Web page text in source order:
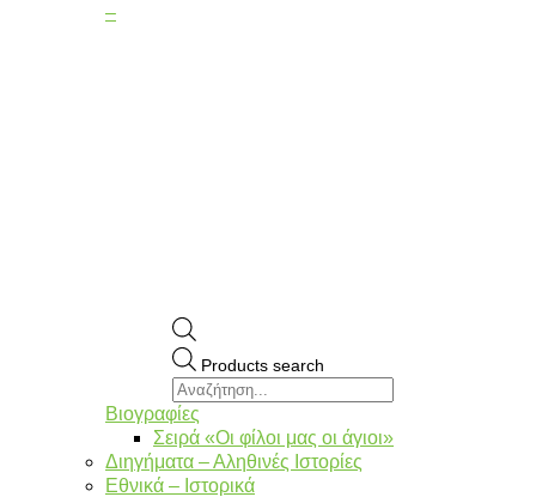
Products search
–
Βιογραφίες
Σειρά «Οι φίλοι μας οι άγιοι»
Διηγήματα – Αληθινές Ιστορίες
Εθνικά – Ιστορικά